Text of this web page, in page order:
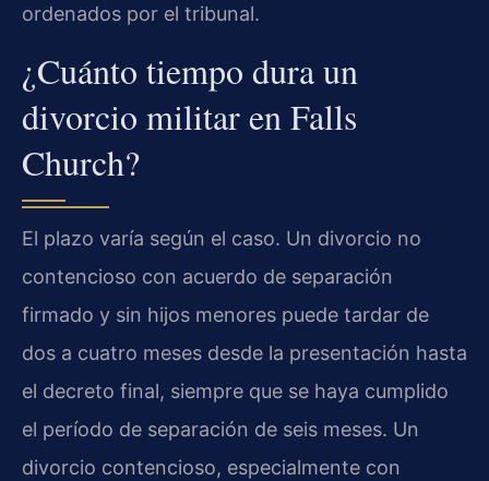
ordenados por el tribunal.
¿Cuánto tiempo dura un
divorcio militar en Falls
Church?
El plazo varía según el caso. Un divorcio no
contencioso con acuerdo de separación
firmado y sin hijos menores puede tardar de
dos a cuatro meses desde la presentación hasta
el decreto final, siempre que se haya cumplido
el período de separación de seis meses. Un
divorcio contencioso, especialmente con